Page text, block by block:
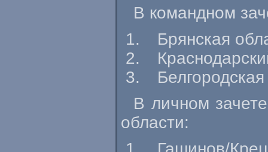
В командном
Брянская
В личном
области: